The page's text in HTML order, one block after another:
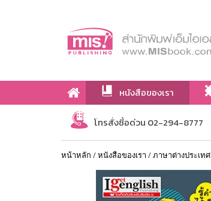
หนังสือของเรา
เกี่ยวกับเรา
โทรสั่งซื้อด่วน 02-294-8777
หน้าหลัก /หนังสือของเรา /ภาษาต่างประเทศ